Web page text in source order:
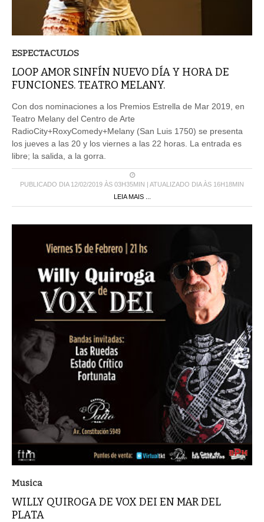
ESPECTACULOS
LOOP AMOR SINFÍN NUEVO DÍA Y HORA DE
FUNCIONES. TEATRO MELANY.
Con dos nominaciones a los Premios Estrella de Mar 2019, en
Teatro Melany del Centro de Arte
RadioCity+RoxyComedy+Melany (San Luis 1750) se presenta
los jueves a las 20 y los viernes a las 22 horas. La entrada es
libre; la salida, a la gorra.
PUBLICADO DIA 12/02/2019 ÀS 03H35MIN | ATUALIZADO DIA ÀS 16H18MIN
LEIA MAIS ...
Musica
WILLY QUIROGA DE VOX DEI EN MAR DEL
PLATA